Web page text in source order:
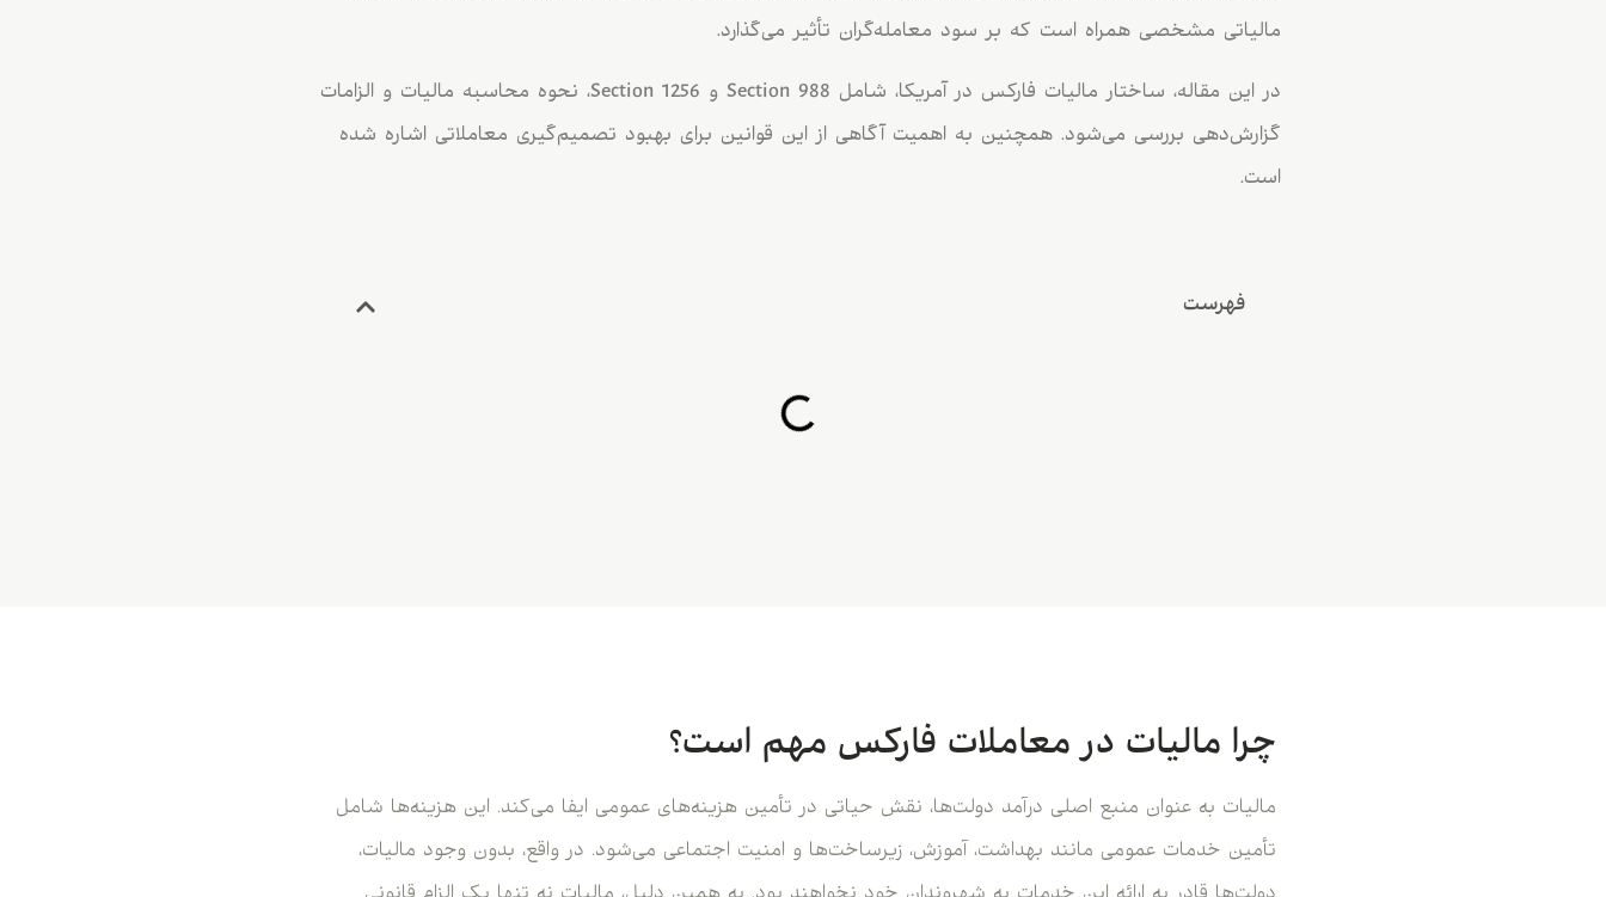
مالیاتی مشخصی همراه است که بر سود معامله‌گران تأثیر می‌گذارد.
در این مقاله، ساختار مالیات فارکس در آمریکا، شامل Section 988 و Section 1256، نحوه محاسبه مالیات و الزامات
گزارش‌دهی بررسی می‌شود. همچنین به اهمیت آگاهی از این قوانین برای بهبود تصمیم‌گیری معاملاتی اشاره شده
است.
فهرست
چرا مالیات در معاملات فارکس مهم است؟
مالیات به عنوان منبع اصلی درآمد دولت‌ها، نقش حیاتی در تأمین هزینه‌های عمومی ایفا می‌کند. این هزینه‌ها شامل
تأمین خدمات عمومی مانند بهداشت، آموزش، زیرساخت‌ها و امنیت اجتماعی می‌شود. در واقع، بدون وجود مالیات،